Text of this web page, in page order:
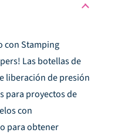
con Stamping
Las botellas de
liberación de presión
para proyectos de
con
para obtener